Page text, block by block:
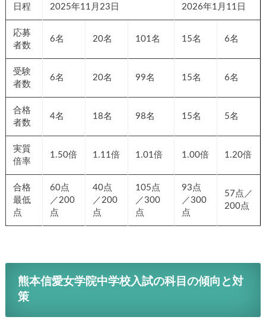
専願
特待
専願
期
特待Ⅱ
期
一般
日程 2025年11月23日 2026年1月11日
応募
者数
6名 20名 101名 15名 6名
受験
者数
6名 20名 99名 15名 6名
合格
者数
4名 18名 98名 15名 5名
実質
倍率
1.50
倍
1.11
倍
1.01倍
1.00
1.20倍
合格
60点
40点
105点
93点
57点
熊本信愛女学院中学校入試の科目の傾向と